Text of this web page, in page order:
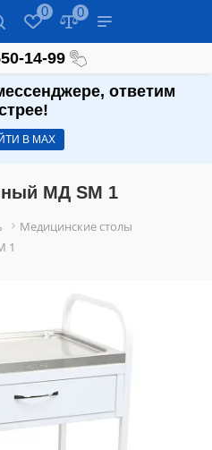
0 0
14-99
ответим
В МАХ
МД SM 1
Медицинские столы
1